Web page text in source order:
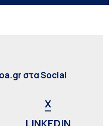
στα Social
X
LINKEDIN